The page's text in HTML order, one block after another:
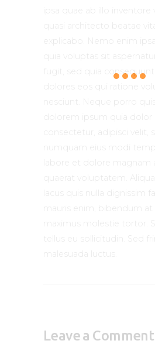
ipsa quae ab illo inventore
quasi architecto beatae
explicabo. Nemo enim
quia voluptas sit
fugit, sed quia
dolores eos qui ratione
nesciunt. Neque porro
dolorem ipsum quia dolor
consectetur, adipisci velit,
numquam eius modi
labore et dolore magnam
quaerat voluptatem.
lacus quis nulla dignissim
mauris enim, bibendum at
maximus molestie tortor.
tellus eu sollicitudin. Sed
malesuada luctus.
Leave a Comment